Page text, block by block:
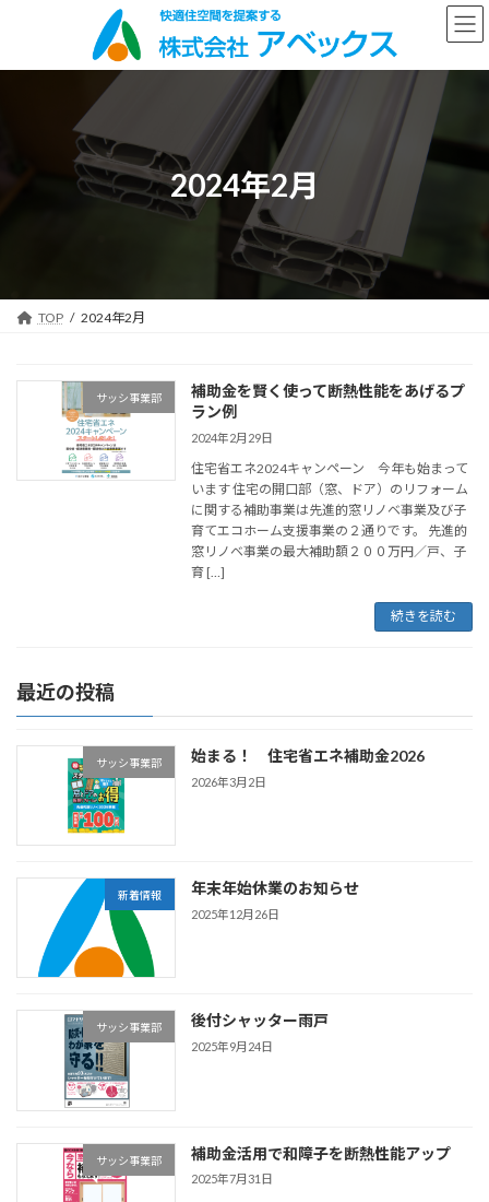
ン
ー
2024年2月
TOP 2024年2月
サッシ事業部
補助金を賢く使って断熱性能をあげるプ
ラン例
2024年2月29日
住宅省エネ2024キャンペーン 今年も始まって
います 住宅の開口部（窓、ドア）のリフォーム
に関する補助事業は先進的窓リノベ事業及び子
育てエコホーム支援事業の２通りです。 先進的
窓リノベ事業の最大補助額２００万円／戸、子
育 […]
続きを読む
最近の投稿
サッシ事業部 始まる！ 住宅省エネ補助金2026
2026年3月2日
新着情報 年末年始休業のお知らせ
2025年12月26日
サッシ事業部 後付シャッター雨戸
2025年9月24日
サッシ事業部 補助金活用で和障子を断熱性能アップ
2025年7月31日